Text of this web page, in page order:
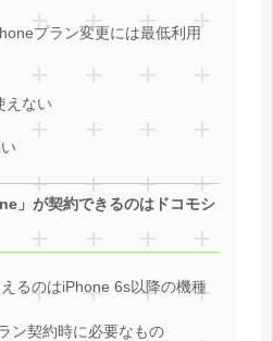
プラン変更には最低利用
えない
」が契約できるのはドコモシ
るのはiPhone 6s以降の機種
ン契約時に必要なもの